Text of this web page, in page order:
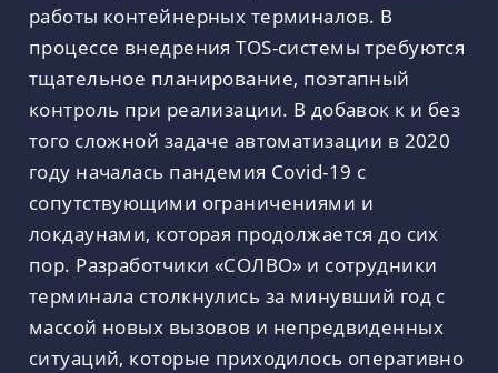
работы контейнерных терминалов. В
процессе внедрения TOS-системы требуются
тщательное планирование, поэтапный
контроль при реализации. В добавок к и без
того сложной задаче автоматизации в 2020
году началась пандемия Covid-19 с
сопутствующими ограничениями и
локдаунами, которая продолжается до сих
пор. Разработчики «СОЛВО» и сотрудники
терминала столкнулись за минувший год с
массой новых вызовов и непредвиденных
ситуаций, которые приходилось оперативно